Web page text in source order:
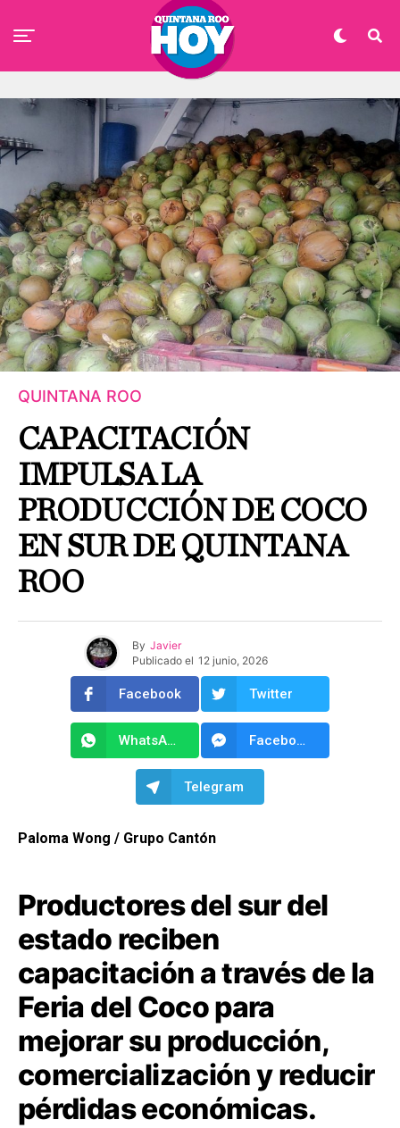
QUINTANA ROO
CAPACITACIÓN
IMPULSA LA
PRODUCCIÓN DE COCO
EN SUR DE QUINTANA
ROO
By Javier
Publicado el 12 junio, 2026
Facebook Twitter
WhatsApp Facebook Messenger
Telegram
Paloma Wong / Grupo Cantón
Productores del sur del
estado reciben
capacitación a través de la
Feria del Coco para
mejorar su producción,
comercialización y reducir
pérdidas económicas.